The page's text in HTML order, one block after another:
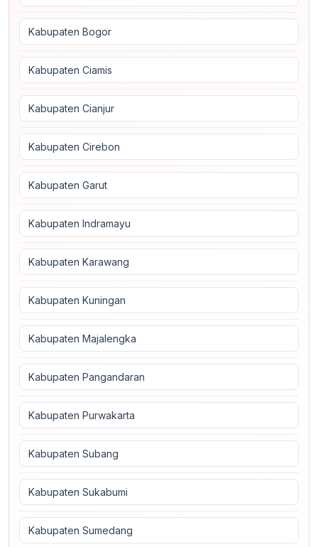
Kabupaten Bogor
Kabupaten Ciamis
Kabupaten Cianjur
Kabupaten Cirebon
Kabupaten Garut
Kabupaten Indramayu
Kabupaten Karawang
Kabupaten Kuningan
Kabupaten Majalengka
Kabupaten Pangandaran
Kabupaten Purwakarta
Kabupaten Subang
Kabupaten Sukabumi
Kabupaten Sumedang